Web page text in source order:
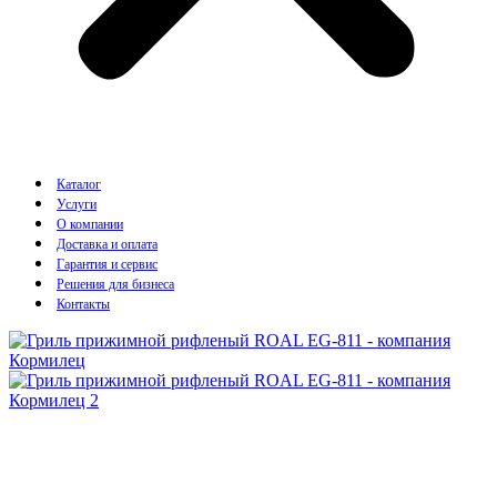
Каталог
Услуги
О компании
Доставка и оплата
Гарантия и сервис
Решения для бизнеса
Контакты